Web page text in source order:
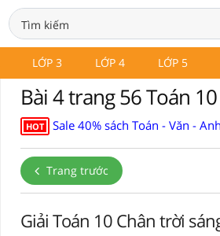
LỚP 3 LỚP 4 LỚP 5
Bài 4 trang 56 Toán
HOT Sale 40% sách Toán - Văn -
Trang trước
Giải Toán 10 Chân trời